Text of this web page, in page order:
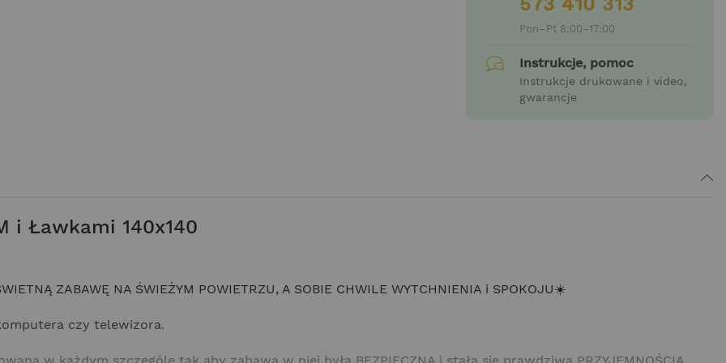
Pon–Pt 8:00–17:00
Instrukcje, pomoc
Instrukcje drukowane i video,
gwarancje
i Ławkami 140x140
ZABAWĘ NA ŚWIEŻYM POWIETRZU, A SOBIE CHWILE WYTCHNIENIA i SPOKOJU☀️
czy telewizora.